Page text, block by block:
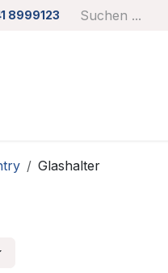
8999123
Glashalter